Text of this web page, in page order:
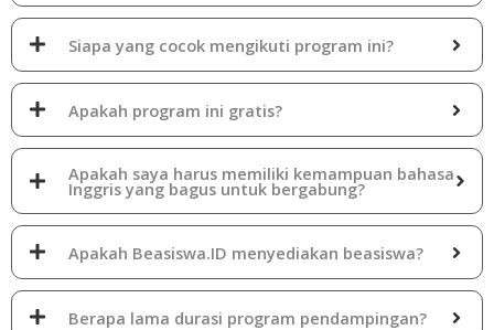
Siapa yang cocok mengikuti program ini?
Apakah program ini gratis?
Apakah saya harus memiliki kemampuan bahasa
Inggris yang bagus untuk bergabung?
Apakah Beasiswa.ID menyediakan beasiswa?
Berapa lama durasi program pendampingan?